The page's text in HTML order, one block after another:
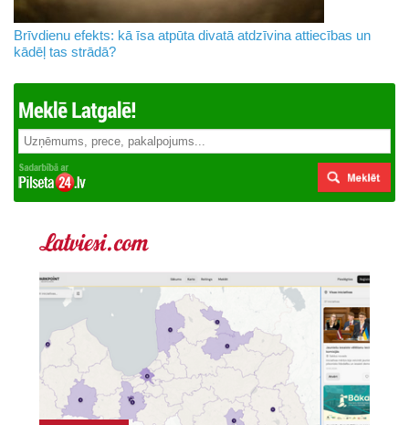
Brīvdienu efekts: kā īsa atpūta divatā atdzīvina attiecības un
kādēļ tas strādā?